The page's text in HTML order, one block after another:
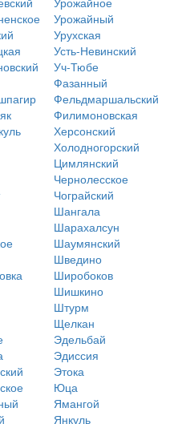
Урожайный
Урухская
Усть-Невинский
Уч-Тюбе
Фазанный
Фельдмаршальский
Филимоновская
Херсонский
Холодногорский
Цимлянский
Чернолесское
Чограйский
Шангала
Шарахалсун
Шаумянский
Шведино
Широбоков
Шишкино
Штурм
Щелкан
Эдельбай
Эдиссия
Этока
Юца
Ямангой
Янкуль